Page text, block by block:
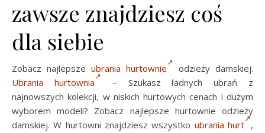
zawsze znajdziesz coś
dla siebie
Zobacz najlepsze ubrania hurtownie
odzieży damskiej.
Ubrania hurtownia
– Szukasz ładnych ubrań z
najnowszych kolekcji, w niskich hurtowych cenach i dużym
wyborem modeli? Zobacz najlepsze hurtownie odzieży
damskiej. W hurtowni znajdziesz wszystko ubrania hurt ,